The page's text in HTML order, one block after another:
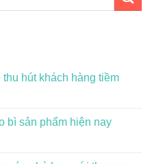
hút khách hàng tiềm
bì sản phẩm hiện nay